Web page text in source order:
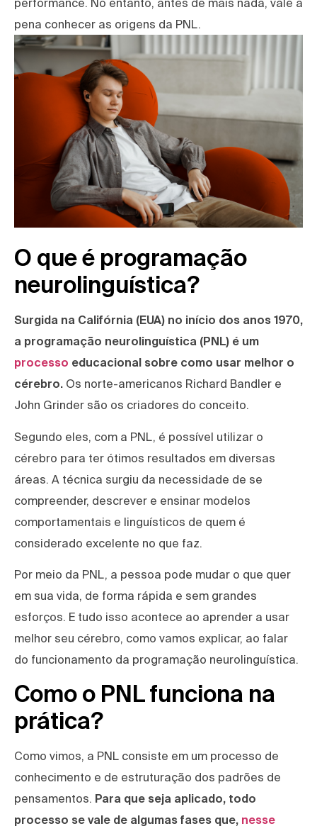
performance. No entanto, antes de mais nada, vale a
pena conhecer as origens da PNL.
O que é programação
neurolinguística?
Surgida na Califórnia (EUA) no início dos anos 1970,
a programação neurolinguística (PNL) é um
processo educacional sobre como usar melhor o
cérebro. Os norte-americanos Richard Bandler e
John Grinder são os criadores do conceito.
Segundo eles, com a PNL, é possível utilizar o
cérebro para ter ótimos resultados em diversas
áreas. A técnica surgiu da necessidade de se
compreender, descrever e ensinar modelos
comportamentais e linguísticos de quem é
considerado excelente no que faz.
Por meio da PNL, a pessoa pode mudar o que quer
em sua vida, de forma rápida e sem grandes
esforços. E tudo isso acontece ao aprender a usar
melhor seu cérebro, como vamos explicar, ao falar
do funcionamento da programação neurolinguística.
Como o PNL funciona na
prática?
Como vimos, a PNL consiste em um processo de
conhecimento e de estruturação dos padrões de
pensamentos. Para que seja aplicado, todo
processo se vale de algumas fases que, nesse